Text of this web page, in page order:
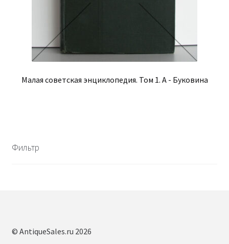
Малая советская энциклопедия. Том 1. А - Буковина
Фильтр
© AntiqueSales.ru 2026